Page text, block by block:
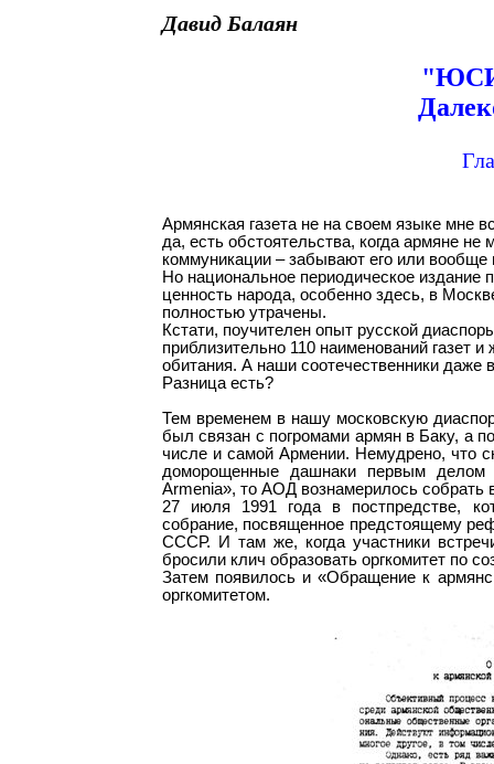
Давид Балаян
Армянская газета не на своем языке мне
да, есть обстоятельства, когда армяне не
коммуникации – забывают его или
Но национальное периодическое издание
ценность народа, особенно здесь, в
полностью утрачены.
Кстати, поучителен опыт русской
приблизительно 110 наименований газет
обитания. А наши соотечественники
Разница есть?
Тем временем в нашу московскую
был связан с погромами армян в Баку, а
числе и самой Армении. Немудрено, что
доморощенные дашнаки первым делом
Armenia», то АОД вознамерилось
27 июля 1991 года в постпредстве,
собрание, посвященное предстоящему
СССР. И там же, когда участники
бросили клич образовать оргкомитет по
Затем появилось и «Обращение к
оргкомитетом.